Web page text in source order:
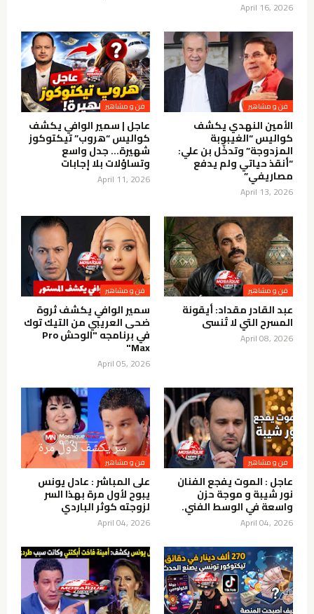
April 16, 2026
فن و مشاهير
الأمين النهدي يكشف
كواليس “الغيبوبة
المزدوجة” وتدخّل بن علي:
“أنقذ حياتي ولم يدفع
مصاريفي”
April 13, 2026
فن و مشاهير
عاجل | سمير الوافي يكشف
كواليس “هروب” تيكتوكوز
شهيرة… جدل واسع
وتساؤلات بلا إجابات
April 11, 2026
فن و مشاهير
عبد القادر مقداد: أيقونة
المسرح التي لا تُنسى
April 08, 2026
فن و مشاهير
سمير الوافي يكشف ثروة
ضحى العريبي من التيك توك
في برنامجه "الوحش Pro
Max"
April 05, 2026
فن و مشاهير
عاجل : الموت يفجع الفنان
نور شيبة و موجة حزن
واسعة في الوسط الفني.
April 04, 2026
فن و مشاهير
على المباشر : عادل يونس
يبوح لأول مرة بهذا السر
لزوجته كوثر الباردي
April 04, 2026